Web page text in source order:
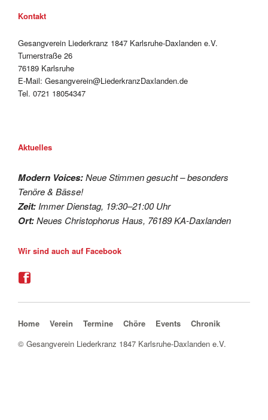
Kontakt
Gesangverein Liederkranz 1847 Karlsruhe-Daxlanden e.V.
Turnerstraße 26
76189 Karlsruhe
E-Mail: Gesangverein@LiederkranzDaxlanden.de
Tel. 0721 18054347
Aktuelles
Modern Voices:Neue Stimmen gesucht – besonders
Tenöre & Bässe!
Zeit:Immer Dienstag, 19:30–21:00 Uhr
Ort:Neues Christophorus Haus, 76189 KA-Daxlanden
Wir sind auch auf Facebook
Navigation überspringen
Home Verein Termine Chöre Events
Chronik
© Gesangverein Liederkranz 1847 Karlsruhe-Daxlanden e.V.